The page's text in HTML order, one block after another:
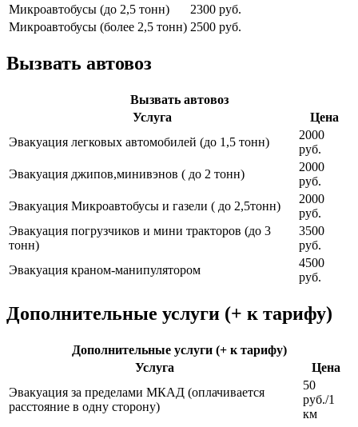
Микроавтобусы (до 2,5 тонн)
2300 руб.
Микроавтобусы (более 2,5 тонн) 2500 руб.
Вызвать автовоз
Вызвать автовоз
Услуга
Цена
Эвакуация легковых автомобилей (до 1,5 тонн)
2000
руб.
Эвакуация джипов,минивэнов ( до 2 тонн)
2000
руб.
Эвакуация Микроавтобусы и газели ( до 2,5тонн)
2000
руб.
Эвакуация погрузчиков и мини тракторов (до 3
тонн)
3500
руб.
Эвакуация краном-манипулятором
4500
руб.
Дополнительные услуги (+ к тарифу)
Дополнительные услуги (+ к тарифу)
Услуга
Цена
Эвакуация за пределами МКАД (оплачивается
расстояние в одну сторону)
50
руб./1
км